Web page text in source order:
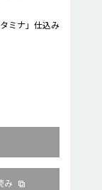
ミナ」仕込み
み